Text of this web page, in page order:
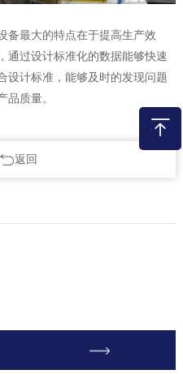
备最大的特点在于提高生产效
通过设计标准化的数据能够快速
设计标准，能够及时的发现问题
品质量。
返回